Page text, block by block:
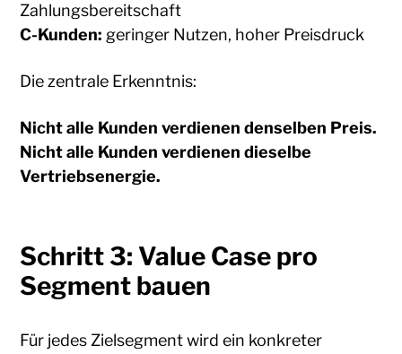
Zahlungsbereitschaft
C-Kunden: geringer Nutzen, hoher Preisdruck
Die zentrale Erkenntnis:
Nicht alle Kunden verdienen denselben Preis.
Nicht alle Kunden verdienen dieselbe
Vertriebsenergie.
Schritt 3: Value Case pro
Segment bauen
Für jedes Zielsegment wird ein konkreter